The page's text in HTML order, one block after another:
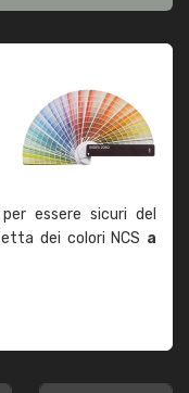
essere sicuri del
dei colori NCS a